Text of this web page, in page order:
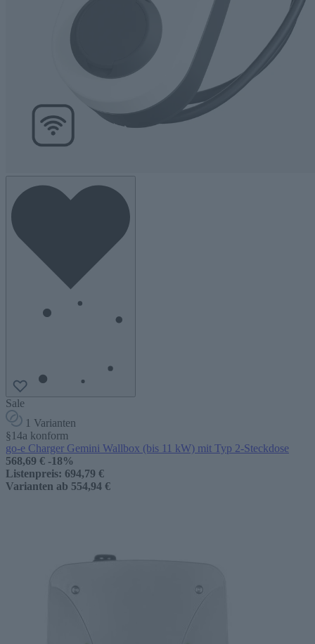
Sale
1 Varianten
§14a konform
go-e Charger Gemini Wallbox (bis 11 kW) mit Typ 2-Steckdose
568,69 € -18%
Listenpreis: 694,79 €
Varianten ab 554,94 €